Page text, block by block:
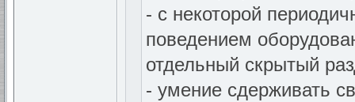
- с некоторой
поведением
отдельный скрытый
- умение сдерживать